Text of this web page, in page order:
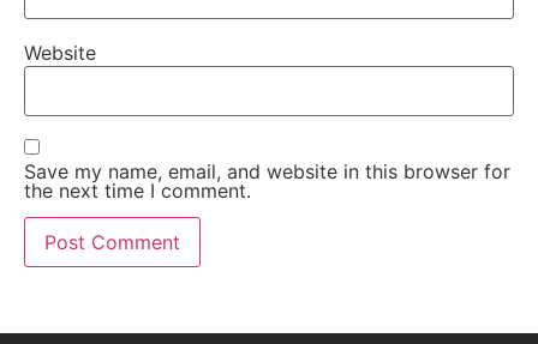
Website
Save my name, email, and website in this browser for
the next time I comment.